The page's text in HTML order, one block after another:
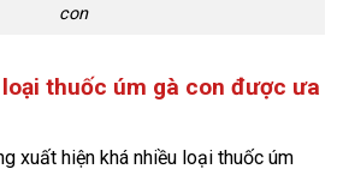
con
thuốc úm gà con được ưa
xuất hiện khá nhiều loại thuốc úm